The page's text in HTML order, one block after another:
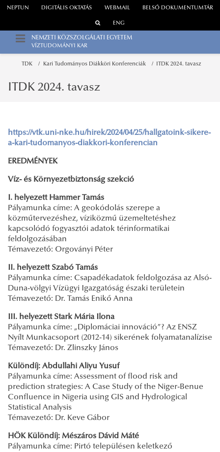
WEBMAIL
NEPTUN DIGITÁLIS OKTATÁS BELSŐ DOKUMENTUMTÁR
ENG
NEMZETI KÖZSZOLGÁLATI EGYETEM
VÍZTUDOMÁNYI KAR
TDK Kari Tudományos Diákköri Konferenciák ITDK 2024. tavasz
ITDK 2024. tavasz
https://vtk.uni-nke.hu/hirek/2024/04/25/hallgatoink-sikere-
a-kari-tudomanyos-diakkori-konferencian
EREDMÉNYEK
Víz- és Környezetbiztonság szekció
I. helyezett Hammer Tamás
Pályamunka címe: A geokódolás szerepe a
közműtervezéshez, víziközmű üzemeltetéshez
kapcsolódó fogyasztói adatok térinformatikai
feldolgozásában
Témavezető: Orgoványi Péter
II. helyezett Szabó Tamás
Pályamunka címe: Csapadékadatok feldolgozása az Alsó-
Duna-völgyi Vízügyi Igazgatóság északi területein
Témavezető: Dr. Tamás Enikő Anna
III. helyezett Stark Mária Ilona
Pályamunka címe: „Diplomáciai innováció”? Az ENSZ
Nyílt Munkacsoport (2012-14) sikerének folyamatanalízise
Témavezető: Dr. Zlinszky János
Különdíj: Abdullahi Aliyu Yusuf
Pályamunka címe: Assessment of flood risk and
prediction strategies: A Case Study of the Niger-Benue
Confluence in Nigeria using GIS and Hydrological
Statistical Analysis
Témavezető: Dr. Keve Gábor
HÖK Különdíj: Mészáros Dávid Máté
Pályamunka címe: Pirtó településen keletkező